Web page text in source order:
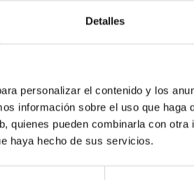
Detalles
personalizar el contenido y los
información sobre el uso que haga
quienes pueden combinarla con
haya hecho de sus servicios.